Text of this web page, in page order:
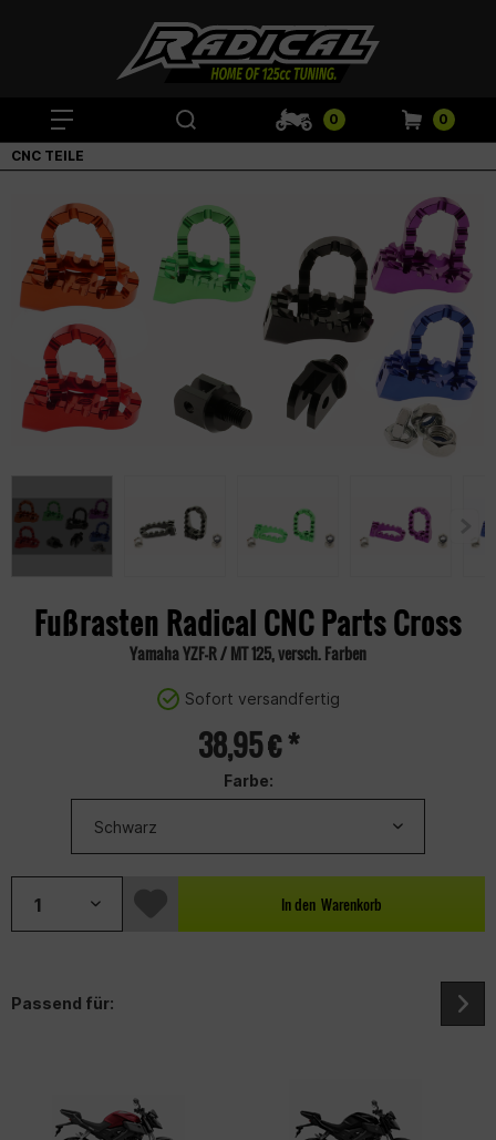
0 0
CNC TEILE
Fußrasten Radical CNC Parts Cross
Yamaha YZF-R / MT 125, versch. Farben
Sofort versandfertig
38,95 € *
Farbe:
In den Warenkorb
Passend für: